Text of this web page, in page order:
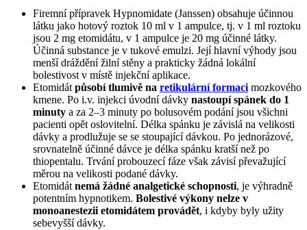
Firemní přípravek Hypnomidate (Janssen) obsahuje účinnou
látku jako hotový roztok 10 ml v 1 ampulce, tj. v 1 ml roztoku
jsou 2 mg etomidátu, v 1 ampulce je 20 mg účinné látky.
Účinná substance je v tukové emulzi. Její hlavní výhody jsou
menší dráždění žilní stěny a prakticky žádná lokální
bolestivost v místě injekční aplikace.
Etomidát působí tlumivě na retikulární formaci mozkového
kmene. Po i.v. injekci úvodní dávky nastoupí spánek do 1
minuty a za 2–3 minuty po bolusovém podání jsou všichni
pacienti opět oslovitelní. Délka spánku je závislá na velikosti
dávky a prodlužuje se se stoupající dávkou. Po jednorázové,
srovnatelně účinné dávce je délka spánku kratší než po
thiopentalu. Trvání probouzecí fáze však závisí převažující
měrou na velikosti podané dávky.
Etomidát nemá žádné analgetické schopnosti, je výhradně
potentním hypnotikem. Bolestivé výkony nelze v
monoanestezii etomidátem provádět, i kdyby byly užity
sebevyšší dávky.